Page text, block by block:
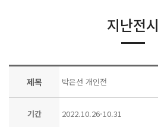
지난전시
제목 박은선 개인전
기간 2022.10.26-10.31